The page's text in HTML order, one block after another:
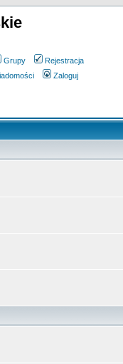
Grupy
Rejestracja
Zaloguj